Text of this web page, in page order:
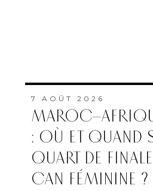
7 AOÛT 2026
: OÙ ET QUAND
QUART DE
CAN FÉMININE ?